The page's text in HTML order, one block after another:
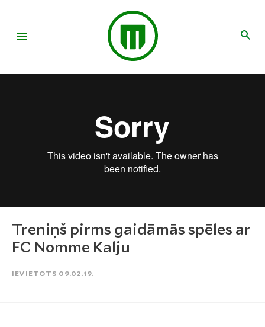
Treniņš pirms gaidāmās spēles ar
FC Nomme Kalju
IEVIETOTS 09.02.19.